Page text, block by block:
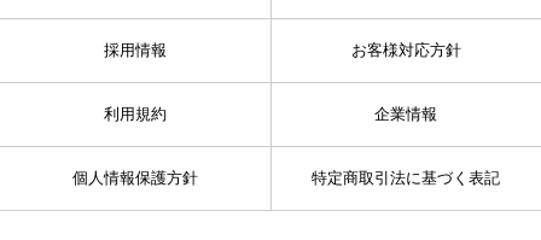
採用情報 お客様対応方針
利用規約 企業情報
個人情報保護方針 特定商取引法に基づく表記